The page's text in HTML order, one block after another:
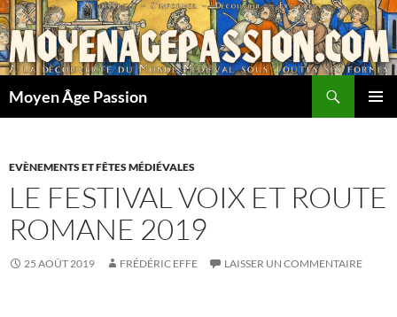
Aller
au
contenu
Moyen Âge Passion
EVÈNEMENTS ET FÊTES MÉDIÉVALES
LE FESTIVAL VOIX ET ROUTE
ROMANE 2019
25 AOÛT 2019 FRÉDÉRIC EFFE LAISSER UN COMMENTAIRE